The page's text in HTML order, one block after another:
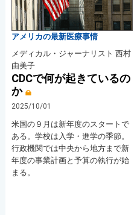
アメリカの最新医療事情
メディカル・ジャーナリスト 西村
由美子
CDCで何が起きているの
か
2025/10/01
米国の９月は新年度のスタートで
ある。学校は入学・進学の季節。
行政機関では中央から地方まで新
年度の事業計画と予算の執行が始
まる。